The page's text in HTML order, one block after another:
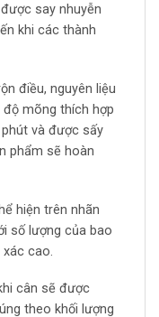
say nhuyễn
khi các thành
điều, nguyên liệu
mõng thích hợp
và được sấy
phẩm sẽ hoàn
hiện trên nhãn
số lượng của bao
xác cao.
cân sẽ được
theo khối lượng